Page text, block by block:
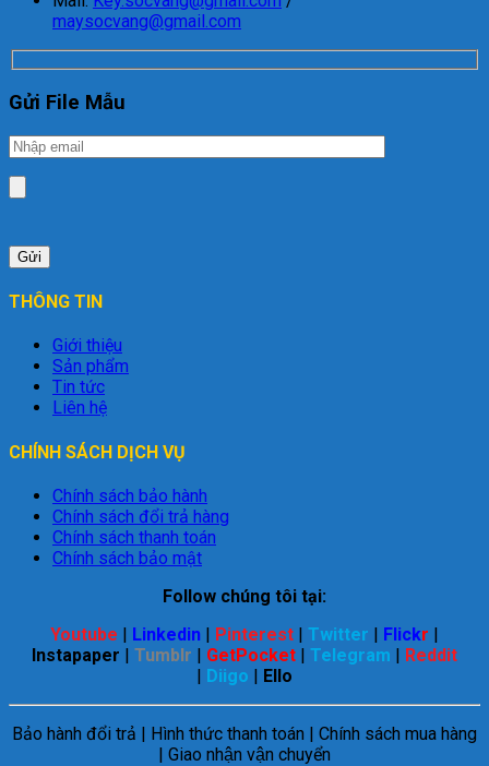
maysocvang@gmail.com
Gửi File Mẫu
THÔNG TIN
Giới thiệu
Sản phẩm
Tin tức
Liên hệ
CHÍNH SÁCH DỊCH VỤ
Chính sách bảo hành
Chính sách đổi trả hàng
Chính sách thanh toán
Chính sách bảo mật
Follow chúng tôi tại:
Youtube | Linkedin | Pinterest | Twitter | Flickr |
Instapaper | Tumblr | GetPocket | Telegram | Reddit
| Diigo | Ello
Bảo hành đổi trả | Hình thức thanh toán | Chính sách mua hàng
| Giao nhận vận chuyển